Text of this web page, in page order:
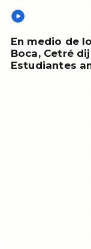
En medio de
Boca, Cetré
Estudiantes